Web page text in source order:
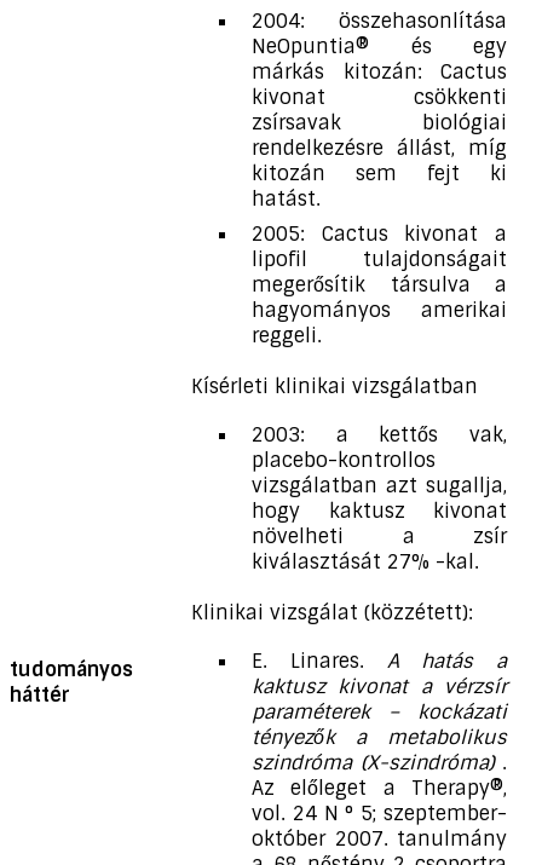
tudományos
háttér
2004: összehasonlítása
NeOpuntia® és egy
márkás kitozán: Cactus
kivonat csökkenti
zsírsavak biológiai
rendelkezésre állást, míg
kitozán sem fejt ki
hatást.
2005: Cactus kivonat a
lipofil tulajdonságait
megerősítik társulva a
hagyományos amerikai
reggeli.
Kísérleti klinikai vizsgálatban
2003: a kettős vak,
placebo-kontrollos
vizsgálatban azt sugallja,
hogy kaktusz kivonat
növelheti a zsír
kiválasztását 27% -kal.
Klinikai vizsgálat (közzétett):
E. Linares. A hatás a
kaktusz kivonat a vérzsír
paraméterek – kockázati
tényezők a metabolikus
szindróma (X-szindróma).
Az előleget a Therapy®,
vol. 24 N ° 5; szeptember-
október 2007. tanulmány